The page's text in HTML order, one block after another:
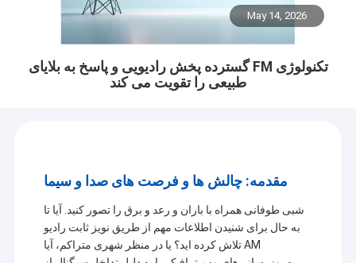
May 14, 2026
تکنولوژی FM گسترده پخش رادیویی و پاسخ به بلایای
طبیعی را تقویت می کند
مقدمه: چالش ها و فرصت های صدا و سیما
شبی طوفانی همراه با باران و رعد و برق را تصور کنید. آیا تا
به حال برای شنیدن اطلاعات مهم از طریق نویز ثابت رادیو
AM تلاش کرده اید؟ یا در منظر شهری متراکم، آیا